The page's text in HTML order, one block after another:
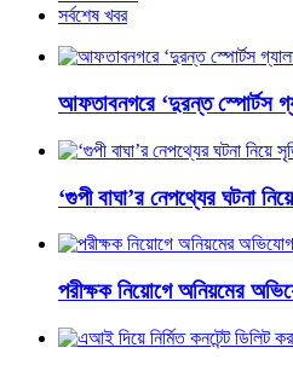
সর্বশেষ খবর
আফতাবনগরে ‘দুরন্ত স্পোর্টস
‘গুপী বাঘা’র নেপথ্যের ঘটনা
পরীক্ষক নিয়োগে অনিয়মের